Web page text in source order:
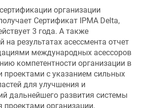
организации
Сертификат IPMA Delta,
3 года. А также
на результатах асессмента отчет
международных асессоров
компетентности организации в
проектами с указанием сильных
для улучшения и
дальнейшего развития системы
проектами организации.